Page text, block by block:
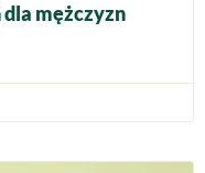
mężczyzn